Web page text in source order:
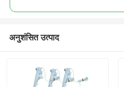
अनुशंसित उत्पाद